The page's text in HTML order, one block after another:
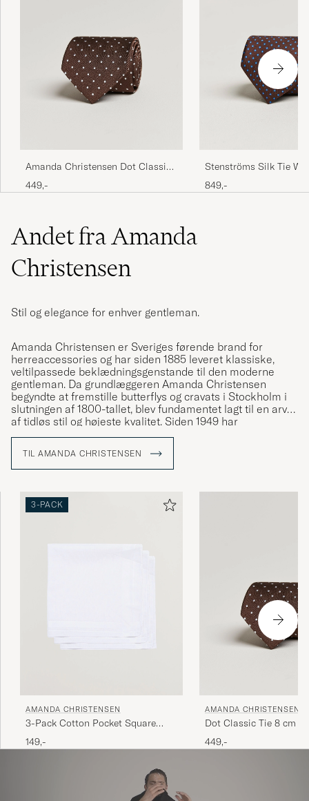
Amanda Christensen Dot Classic
Tie 8 cm Brown/White
449,-
Stenströms Silk Tie
849,-
Andet fra Amanda
Christensen
Stil og elegance for enhver gentleman.
Amanda Christensen er Sveriges førende brand for
herreaccessories og har siden 1885 leveret klassiske,
veltilpassede beklædningsgenstande til den moderne
gentleman. Da grundlæggeren Amanda Christensen
begyndte at fremstille butterflys og cravats i Stockholm i
slutningen af 1800-tallet, blev fundamentet lagt til en arv
af tidløs stil og højeste kvalitet. Siden 1949 har
manchetknapper – detaljer der forstærker
personligheden og stilen hos bevidste mænd verden over.
Comosøen i Italien, hvor håndværket er blevet bevaret
gennem generationer.
TIL AMANDA CHRISTENSEN
3-PACK
AMANDA CHRISTENSEN
3-Pack Cotton Pocket Square
White
149,-
AMANDA CHRISTENSEN
Dot Classic Tie 8 cm
449,-